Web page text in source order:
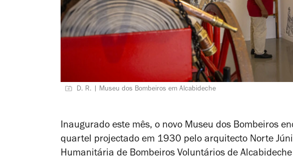
D. R. | Museu dos Bombeiros em Alcabideche
Inaugurado este mês, o novo Museu dos Bombeiros
quartel projectado em 1930 pelo arquitecto Norte
Humanitária de Bombeiros Voluntários de